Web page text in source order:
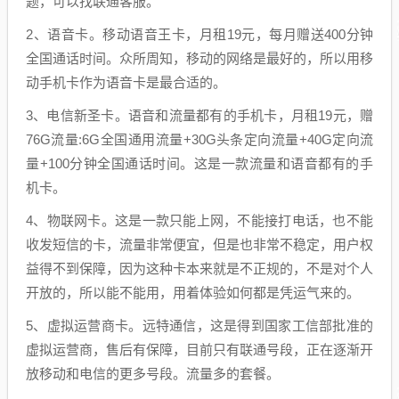
2、语音卡。移动语音王卡，月租19元，每月赠送400分钟
全国通话时间。众所周知，移动的网络是最好的，所以用移
动手机卡作为语音卡是最合适的。
3、电信新圣卡。语音和流量都有的手机卡，月租19元，赠
76G流量:6G全国通用流量+30G头条定向流量+40G定向流
量+100分钟全国通话时间。这是一款流量和语音都有的手
机卡。
4、物联网卡。这是一款只能上网，不能接打电话，也不能
收发短信的卡，流量非常便宜，但是也非常不稳定，用户权
益得不到保障，因为这种卡本来就是不正规的，不是对个人
开放的，所以能不能用，用着体验如何都是凭运气来的。
5、虚拟运营商卡。远特通信，这是得到国家工信部批准的
虚拟运营商，售后有保障，目前只有联通号段，正在逐渐开
放移动和电信的更多号段。流量多的套餐。